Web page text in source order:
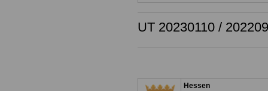
UT 20230110 /
Hessen